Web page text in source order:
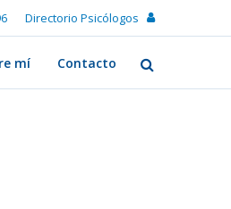
Directorio Psicólogos
mí Contacto